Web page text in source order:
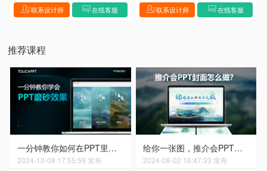
联系设计师 在线客服 联系设计师 在线客服
推荐课程
一分钟教你如何在PPT里做出高级的磨砂效果
2024-10-08 17:55:59 发布
给你一张图，推介会PPT封面怎么设计
2024-08-02 16:47:33 发布